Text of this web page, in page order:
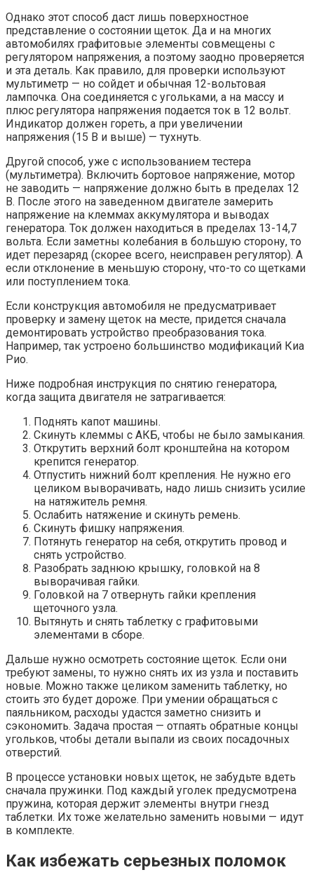
Однако этот способ даст лишь поверхностное
представление о состоянии щеток. Да и на многих
автомобилях графитовые элементы совмещены с
регулятором напряжения, а поэтому заодно проверяется
и эта деталь. Как правило, для проверки используют
мультиметр — но сойдет и обычная 12-вольтовая
лампочка. Она соединяется с угольками, а на массу и
плюс регулятора напряжения подается ток в 12 вольт.
Индикатор должен гореть, а при увеличении
напряжения (15 В и выше) — тухнуть.
Другой способ, уже с использованием тестера
(мультиметра). Включить бортовое напряжение, мотор
не заводить — напряжение должно быть в пределах 12
В. После этого на заведенном двигателе замерить
напряжение на клеммах аккумулятора и выводах
генератора. Ток должен находиться в пределах 13-14,7
вольта. Если заметны колебания в большую сторону, то
идет перезаряд (скорее всего, неисправен регулятор). А
если отклонение в меньшую сторону, что-то со щетками
или поступлением тока.
Если конструкция автомобиля не предусматривает
проверку и замену щеток на месте, придется сначала
демонтировать устройство преобразования тока.
Например, так устроено большинство модификаций Киа
Рио.
Ниже подробная инструкция по снятию генератора,
когда защита двигателя не затрагивается:
Поднять капот машины.
Скинуть клеммы с АКБ, чтобы не было замыкания.
Открутить верхний болт кронштейна на котором
крепится генератор.
Отпустить нижний болт крепления. Не нужно его
целиком выворачивать, надо лишь снизить усилие
на натяжитель ремня.
Ослабить натяжение и скинуть ремень.
Скинуть фишку напряжения.
Потянуть генератор на себя, открутить провод и
снять устройство.
Разобрать заднюю крышку, головкой на 8
выворачивая гайки.
Головкой на 7 отвернуть гайки крепления
щеточного узла.
Вытянуть и снять таблетку с графитовыми
элементами в сборе.
Дальше нужно осмотреть состояние щеток. Если они
требуют замены, то нужно снять их из узла и поставить
новые. Можно также целиком заменить таблетку, но
стоить это будет дороже. При умении обращаться с
паяльником, расходы удастся заметно снизить и
сэкономить. Задача простая — отпаять обратные концы
угольков, чтобы детали выпали из своих посадочных
отверстий.
В процессе установки новых щеток, не забудьте вдеть
сначала пружинки. Под каждый уголек предусмотрена
пружина, которая держит элементы внутри гнезд
таблетки. Их тоже желательно заменить новыми — идут
в комплекте.
Как избежать серьезных поломок